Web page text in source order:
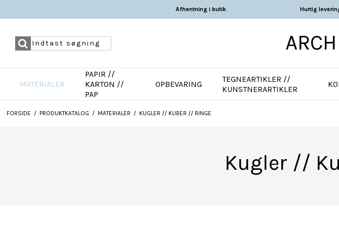
Afhentning i butik Hurtig
MATERIALER
PAPIR //
KARTON //
PAP
OPBEVARING
TEGNEARTIKLER //
KUNSTNERARTIKLER
FORSIDE / PRODUKTKATALOG / MATERIALER / KUGLER // KUBER // RINGE
Kugler //